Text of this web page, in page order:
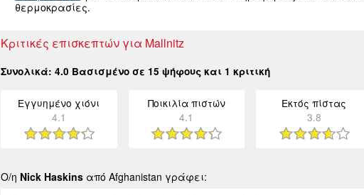
θερμοκρασίες.
Κριτικές επισκεπτών για Mallnitz
Συνολικά: 4.0 Βασισμένο σε 15 ψήφους και 1 κριτική
Εγγυημένο χιόνι
4.1
Ποικιλία πιστών
4.1
Εκτός πίστας
3.8
Ο/η Nick Haskins από Afghanistan γράφει: